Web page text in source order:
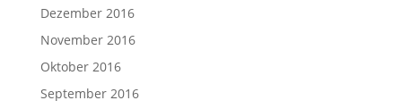
Dezember 2016
November 2016
Oktober 2016
September 2016